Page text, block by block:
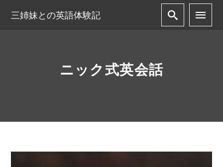
三姉妹との英語体験記
ニック式英会話